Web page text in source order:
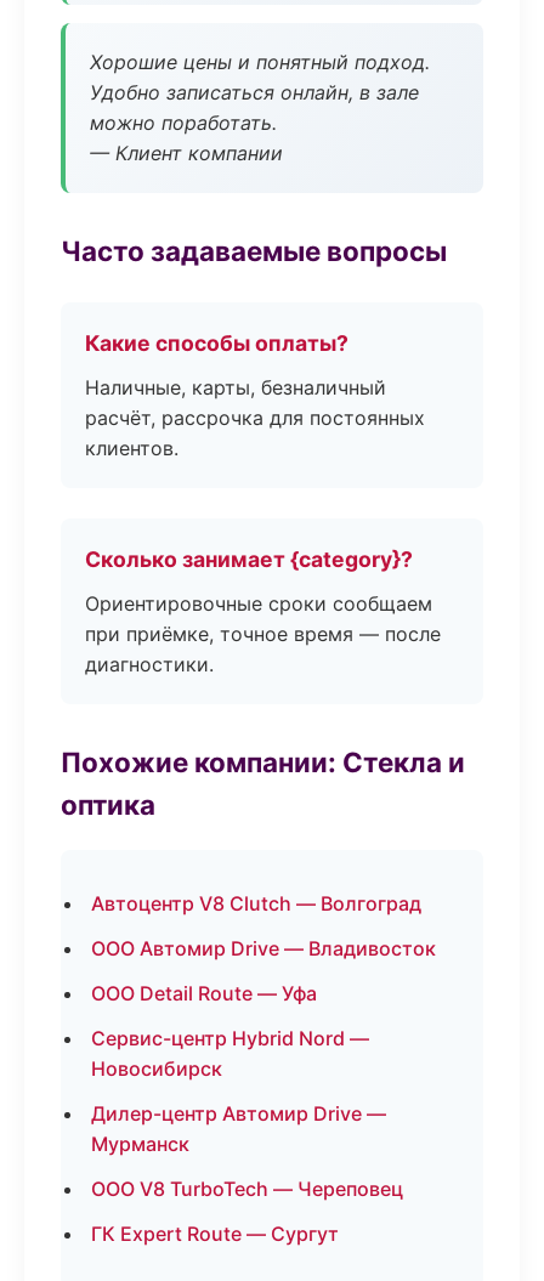
Хорошие цены и понятный подход.
Удобно записаться онлайн, в зале
можно поработать.
— Клиент компании
Часто задаваемые вопросы
Какие способы оплаты?
Наличные, карты, безналичный
расчёт, рассрочка для постоянных
клиентов.
Сколько занимает {category}?
Ориентировочные сроки сообщаем
при приёмке, точное время — после
диагностики.
Похожие компании: Стекла и
оптика
Автоцентр V8 Clutch — Волгоград
ООО Автомир Drive — Владивосток
ООО Detail Route — Уфа
Сервис-центр Hybrid Nord —
Новосибирск
Дилер-центр Автомир Drive —
Мурманск
ООО V8 TurboTech — Череповец
ГК Expert Route — Сургут